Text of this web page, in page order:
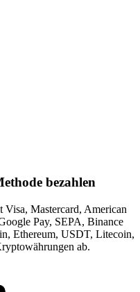
bezahlen
Visa, Mastercard, American
Pay, SEPA, Binance
Ethereum, USDT, Litecoin,
ab.